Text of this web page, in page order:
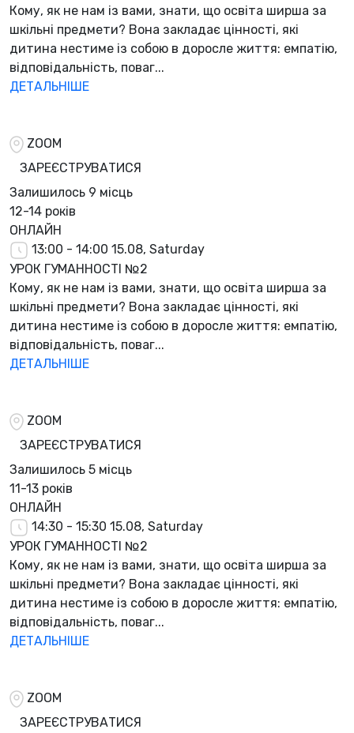
Кому, як не нам із вами, знати, що освіта ширша за
шкільні предмети? Вона закладає цінності, які
дитина нестиме із собою в доросле життя: емпатію,
відповідальність, поваг...
ДЕТАЛЬНІШЕ
ZOOM
ЗАРЕЄСТРУВАТИСЯ
Залишилось 9 місць
12-14 років
ОНЛАЙН
13:00 - 14:00 15.08, Saturday
УРОК ГУМАННОСТІ №2
Кому, як не нам із вами, знати, що освіта ширша за
шкільні предмети? Вона закладає цінності, які
дитина нестиме із собою в доросле життя: емпатію,
відповідальність, поваг...
ДЕТАЛЬНІШЕ
ZOOM
ЗАРЕЄСТРУВАТИСЯ
Залишилось 5 місць
11-13 років
ОНЛАЙН
14:30 - 15:30 15.08, Saturday
УРОК ГУМАННОСТІ №2
Кому, як не нам із вами, знати, що освіта ширша за
шкільні предмети? Вона закладає цінності, які
дитина нестиме із собою в доросле життя: емпатію,
відповідальність, поваг...
ДЕТАЛЬНІШЕ
ZOOM
ЗАРЕЄСТРУВАТИСЯ